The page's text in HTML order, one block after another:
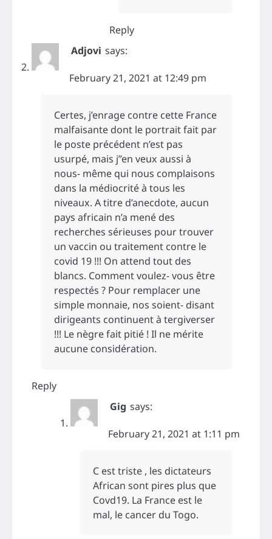
Reply
Adjovi says:
February 21, 2021 at 12:49 pm
Certes, j’enrage contre cette France
malfaisante dont le portrait fait par
le poste précédent n’est pas
usurpé, mais j”en veux aussi à
nous- même qui nous complaisons
dans la médiocrité à tous les
niveaux. A titre d’anecdote, aucun
pays africain n’a mené des
recherches sérieuses pour trouver
un vaccin ou traitement contre le
covid 19 !!! On attend tout des
blancs. Comment voulez- vous être
respectés ? Pour remplacer une
simple monnaie, nos soient- disant
dirigeants continuent à tergiverser
!!! Le nègre fait pitié ! Il ne mérite
aucune considération.
Reply
Gig says:
February 21, 2021 at 1:11 pm
C est triste , les dictateurs
African sont pires plus que
Covd19. La France est le
mal, le cancer du Togo.